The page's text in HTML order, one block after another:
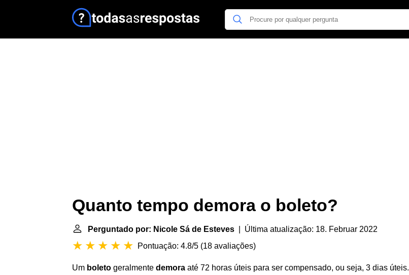
Quanto tempo demora o boleto?
Perguntado por: Nicole Sá de Esteves | Última atualização: 18. Februar 2022
Pontuação: 4.8/5 (18 avaliações)
Um boleto geralmente demora até 72 horas úteis para ser compensado, ou seja, 3 dias úteis.